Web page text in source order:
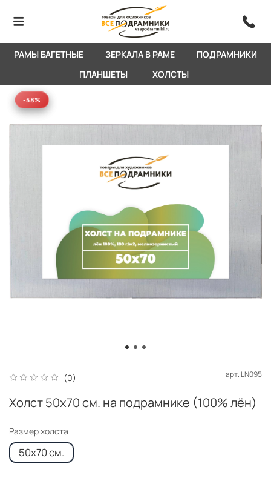
РАМЫ БАГЕТНЫЕ ЗЕРКАЛА В РАМЕ
ПОДРАМНИКИ
ПЛАНШЕТЫ
ХОЛСТЫ
-58%
-58%
(0) арт. LN095
Холст 50x70 см. на подрамнике (100% лён)
Размер холста
50x70 см.